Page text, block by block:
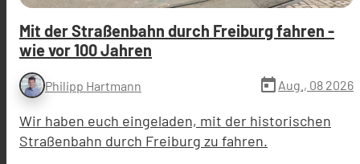
Mit der Straßenbahn durch Freiburg fahren -
wie vor 100 Jahren
Philipp Hartmann today Aug., 08 2026
Wir haben euch eingeladen, mit der historischen
Straßenbahn durch Freiburg zu fahren.